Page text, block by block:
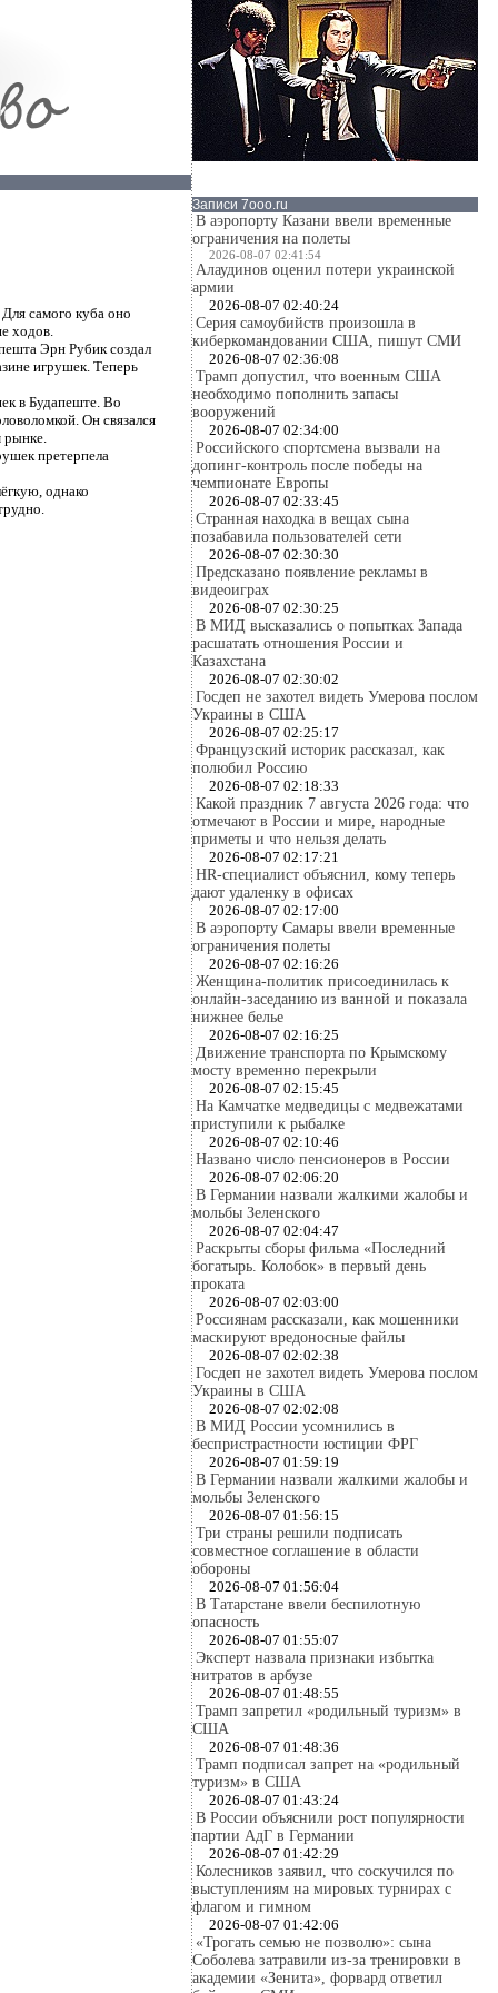
самого куба оно
ходов.
Эрн Рубик создал
игрушек. Теперь
в Будапеште. Во
Он связался
рынке.
претерпела
однако
Записи 7ooo.ru
В аэропорту Казани ввели временные
ограничения на полеты
2026-08-07 02:41:54
Алаудинов оценил потери украинской
армии
2026-08-07 02:40:24
Серия самоубийств произошла в
киберкомандовании США, пишут СМИ
2026-08-07 02:36:08
Трамп допустил, что военным США
необходимо пополнить запасы
вооружений
2026-08-07 02:34:00
Российского спортсмена вызвали на
допинг-контроль после победы на
чемпионате Европы
2026-08-07 02:33:45
Странная находка в вещах сына
позабавила пользователей сети
2026-08-07 02:30:30
Предсказано появление рекламы в
видеоиграх
2026-08-07 02:30:25
В МИД высказались о попытках Запада
расшатать отношения России и
Казахстана
2026-08-07 02:30:02
Госдеп не захотел видеть Умерова послом
Украины в США
2026-08-07 02:25:17
Французский историк рассказал, как
полюбил Россию
2026-08-07 02:18:33
Какой праздник 7 августа 2026 года: что
отмечают в России и мире, народные
приметы и что нельзя делать
2026-08-07 02:17:21
HR-специалист объяснил, кому теперь
дают удаленку в офисах
2026-08-07 02:17:00
В аэропорту Самары ввели временные
ограничения полеты
2026-08-07 02:16:26
Женщина-политик присоединилась к
онлайн-заседанию из ванной и показала
нижнее белье
2026-08-07 02:16:25
Движение транспорта по Крымскому
мосту временно перекрыли
2026-08-07 02:15:45
На Камчатке медведицы с медвежатами
приступили к рыбалке
2026-08-07 02:10:46
Названо число пенсионеров в России
2026-08-07 02:06:20
В Германии назвали жалкими жалобы и
мольбы Зеленского
2026-08-07 02:04:47
Раскрыты сборы фильма «Последний
богатырь. Колобок» в первый день
проката
2026-08-07 02:03:00
Россиянам рассказали, как мошенники
маскируют вредоносные файлы
2026-08-07 02:02:38
Госдеп не захотел видеть Умерова послом
Украины в США
2026-08-07 02:02:08
В МИД России усомнились в
беспристрастности юстиции ФРГ
2026-08-07 01:59:19
В Германии назвали жалкими жалобы и
мольбы Зеленского
2026-08-07 01:56:15
Три страны решили подписать
совместное соглашение в области
обороны
2026-08-07 01:56:04
В Татарстане ввели беспилотную
опасность
2026-08-07 01:55:07
Эксперт назвала признаки избытка
нитратов в арбузе
2026-08-07 01:48:55
Трамп запретил «родильный туризм» в
США
2026-08-07 01:48:36
Трамп подписал запрет на «родильный
туризм» в США
2026-08-07 01:43:24
В России объяснили рост популярности
партии АдГ в Германии
2026-08-07 01:42:29
Колесников заявил, что соскучился по
выступлениям на мировых турнирах с
флагом и гимном
2026-08-07 01:42:06
«Трогать семью не позволю»: сына
Соболева затравили из-за тренировки в
академии «Зенита», форвард ответил